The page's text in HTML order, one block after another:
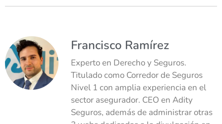
Francisco Ramírez
Experto en Derecho y Seguros.
Titulado como Corredor de Seguros
Nivel 1 con amplia experiencia en el
sector asegurador. CEO en Adity
Seguros, además de administrar otras